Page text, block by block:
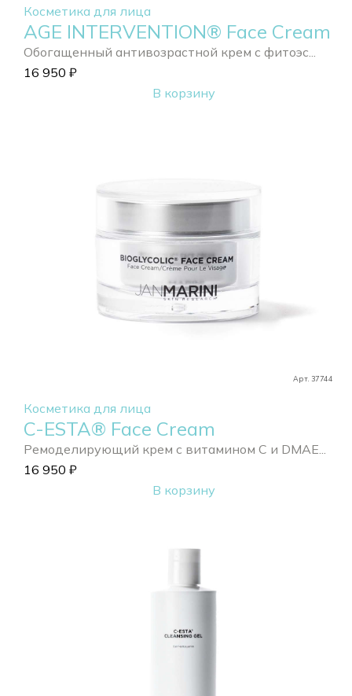
Косметика для лица
AGE INTERVENTION® Face Cream
Обогащенный антивозрастной крем с фитоэс...
16 950 ₽
В корзину
Арт. 37744
Косметика для лица
C-ESTA® Face Cream
Ремоделирующий крем с витамином С и DMAE...
16 950 ₽
В корзину